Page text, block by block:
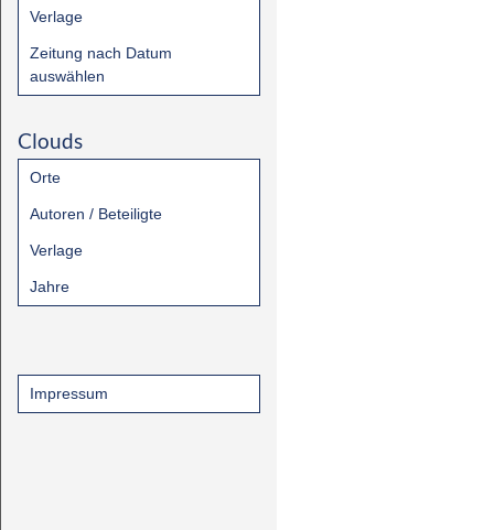
Verlage
Zeitung nach Datum
auswählen
Clouds
Orte
Autoren / Beteiligte
Verlage
Jahre
Impressum